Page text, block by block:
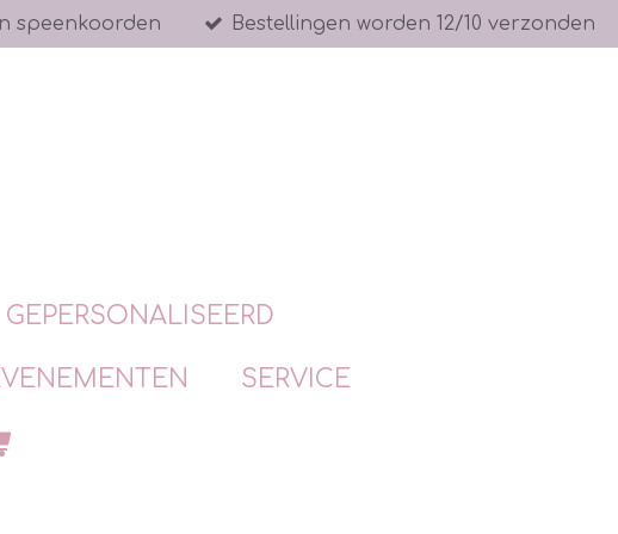
speenkoorden Bestellingen worden 12/10 verzonden
GEPERSONALISEERD
SERVICE